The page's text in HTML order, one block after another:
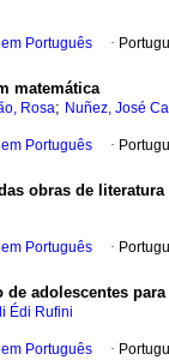
Português ·
matemática
Rosa; Nuñez, José
Português ·
obras de literatura
Português ·
adolescentes
Édi Rufini
Português ·